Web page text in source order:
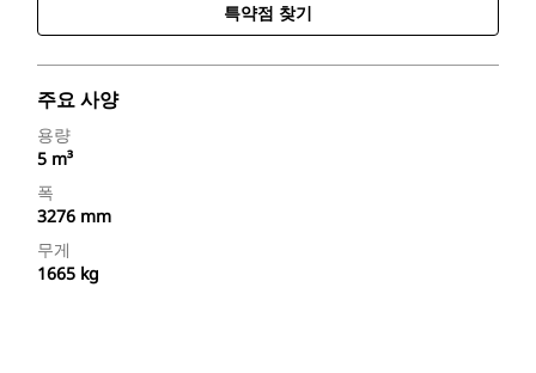
특약점 찾기
주요 사양
용량
5 m³
폭
3276 mm
무게
1665 kg